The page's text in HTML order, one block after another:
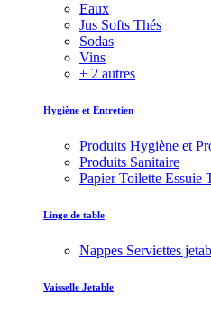
Eaux
Jus Softs Thés
Sodas
Vins
+ 2 autres
Hygiène et Entretien
Produits Hygiène et
Produits Sanitaire
Papier Toilette Essuie
Linge de table
Nappes Serviettes
Vaisselle Jetable